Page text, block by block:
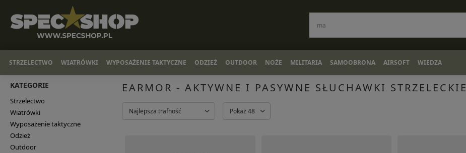
STRZELECTWO WIATRÓWKI WYPOSAŻENIE TAKTYCZNE ODZIEŻ OUTDOOR NOŻE MILITARIA SAMOOBRONA AIRSOFT WIEDZA
KATEGORIE
Strzelectwo
Wiatrówki
Wyposażenie taktyczne
Odzież
Outdoor
EARMOR - AKTYWNE I PASYWNE SŁUCHAWKI STRZELECKIE
Najlepsza trafność Pokaż 48